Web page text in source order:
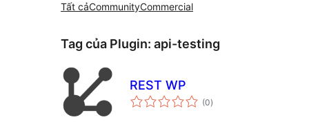
Tất cảCommunityCommercial
Tag của Plugin: api-testing
REST WP
(0tổng
đánh
)